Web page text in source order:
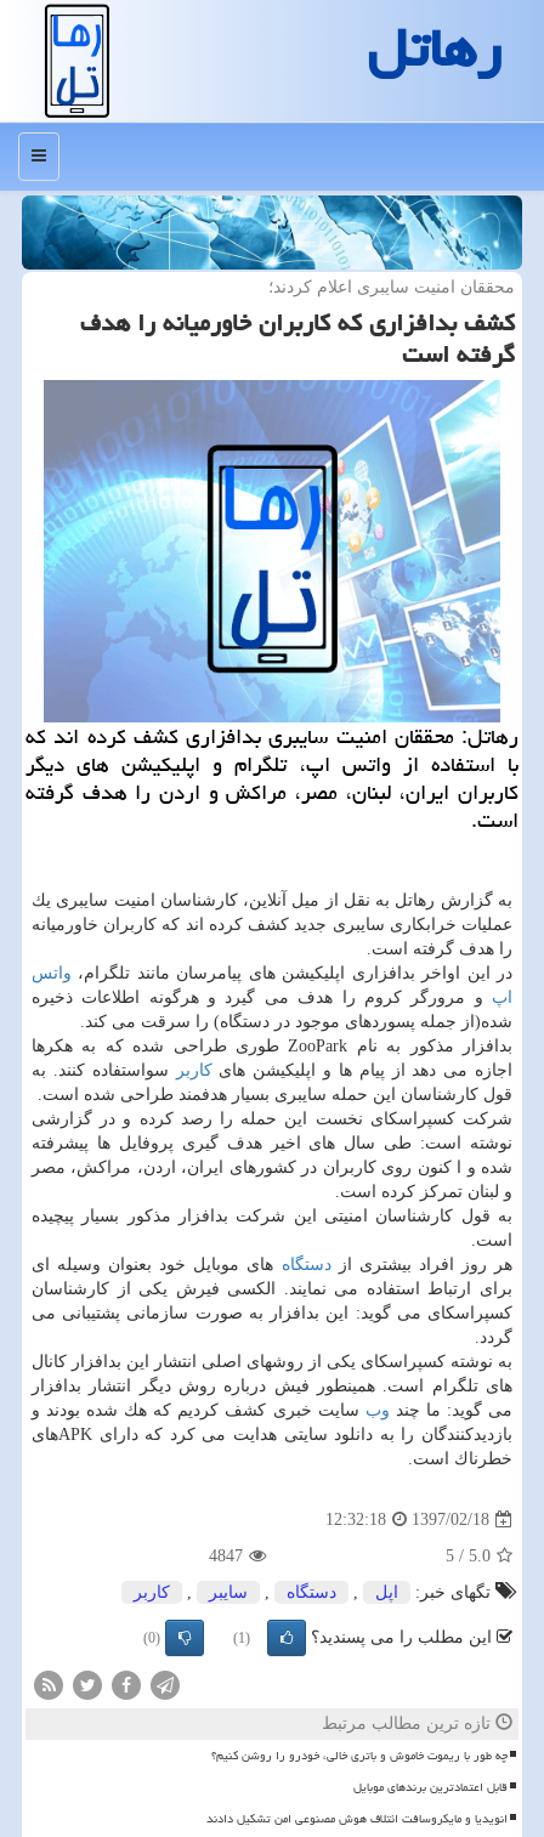
رهاتل
منو
محققان امنیت سایبری اعلام كردند؛
كشف بدافزاری كه كاربران خاورمیانه را هدف
گرفته است
رهاتل: محققان امنیت سایبری بدافزاری كشف كرده اند كه
با استفاده از واتس اپ، تلگرام و اپلیكیشن های دیگر
كاربران ایران، لبنان، مصر، مراكش و اردن را هدف گرفته
است.
به گزارش رهاتل به نقل از میل آنلاین، كارشناسان امنیت سایبری یك
عملیات خرابكاری سایبری جدید كشف كرده اند كه كاربران خاورمیانه
را هدف گرفته است.
در این اواخر بدافزاری اپلیكیشن های پیامرسان مانند تلگرام، واتس
اپ و مرورگر كروم را هدف می گیرد و هرگونه اطلاعات ذخیره
شده(از جمله پسوردهای موجود در دستگاه) را سرقت می كند.
بدافزار مذكور به نام ZooPark طوری طراحی شده كه به هكرها
اجازه می دهد از پیام ها و اپلیكیشن هایكاربر
سواستفاده كنند. به
قول كارشناسان این حمله سایبری بسیار هدفمند طراحی شده است.
شركت كسپراسكای نخست این حمله را رصد كرده و در گزارشی
نوشته است: طی سال های اخیر هدف گیری پروفایل ها پیشرفته
شده و ا كنون روی كاربران در كشورهای ایران، اردن، مراكش، مصر
و لبنان تمركز كرده است.
به قول كارشناسان امنیتی این شركت بدافزار مذكور بسیار پیچیده
است.
هر روز افراد بیشتری ازدستگاه های موبایل خود بعنوان وسیله ای
برای ارتباط استفاده می نمایند. الكسی فیرش یكی از كارشناسان
كسپراسكای می گوید: این بدافزار به صورت سازمانی پشتیبانی می
گردد.
به نوشته كسپراسكای یكی از روشهای اصلی انتشار این بدافزار كانال
های تلگرام است. همینطور فیش درباره روش دیگر انتشار بدافزار
می گوید: ما چند وب سایت خبری كشف كردیم كه هك شده بودند و
بازدیدكنندگان را به دانلود سایتی هدایت می كرد كه دارای APKهای
خطرناك است.
1397/02/18
12:32:18
5.0
/
5
4847
تگهای خبر:
اپل , دستگاه , سایبر , كاربر
این مطلب را می پسندید؟ (1)
(0)
تازه ترین مطالب مرتبط
چه طور با ریموت خاموش و باتری خالی، خودرو را روشن کنیم؟
قابل اعتمادترین برندهای موبایل
انویدیا و مایکروسافت ائتلاف هوش مصنوعی امن تشکیل دادند